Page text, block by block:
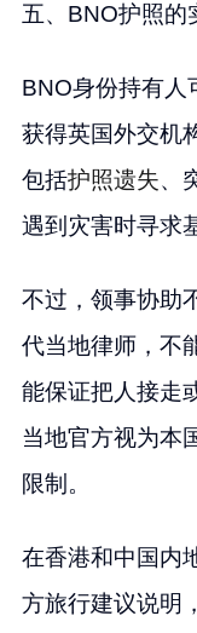
五、BNO护照的
BNO身份持有人
获得英国外交机
包括护照遗失、
遇到灾害时寻求
不过，领事协助
代当地律师，不
能保证把人接走
当地官方视为本
限制。
在香港和中国内
方旅行建议说明